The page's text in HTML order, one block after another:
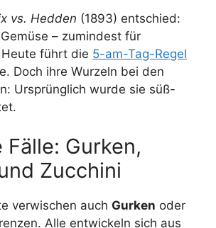
vs. Hedden (1893) entschied:
– zumindest für
führt die 5-am-Tag-Regel
Doch ihre Wurzeln bei den
Ursprünglich wurde sie süß-
Fälle: Gurken,
Zucchini
verwischen auch Gurken oder
Alle entwickeln sich aus